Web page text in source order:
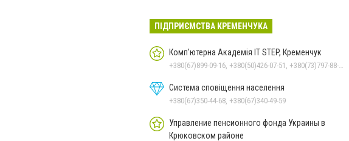
ПІДПРИЄМСТВА КРЕМЕНЧУКА
Комп'ютерна Академія IT STEP, Кременчук
+380(67)899-09-16, +380(50)426-07-51, +380(73)797-88-17
Система сповіщення населення
+380(67)350-44-68, +380(67)340-49-59
Управление пенсионного фонда Украины в
Крюковском районе